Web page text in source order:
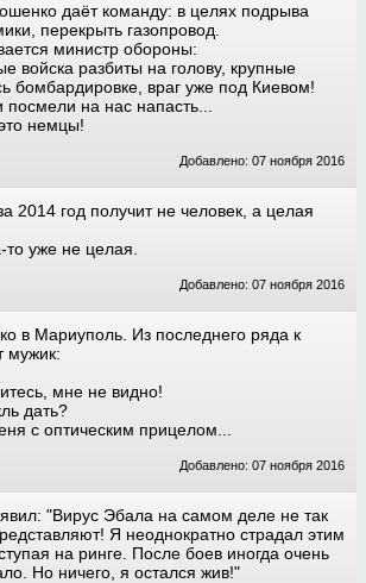
даёт команду: в целях подрыва
перекрыть газопровод.
министр обороны:
войска разбиты на голову, крупные
бомбардировке, враг уже под Киевом!
на нас напасть...
немцы!
Добавлено: 07 ноября 2016
2014 год получит не человек, а целая
уже не целая.
Добавлено: 07 ноября 2016
в Мариуполь. Из последнего ряда к
мужик:
мне не видно!
дать?
с оптическим прицелом...
Добавлено: 07 ноября 2016
"Вирус Эбала на самом деле не так
Я неоднократно страдал этим
на ринге. После боев иногда очень
Но ничего, я остался жив!"